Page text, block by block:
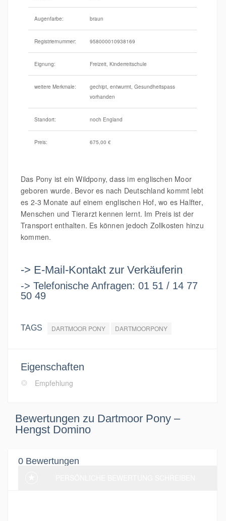
Augenfarbe: braun
Registriernummer: 958000010938169
Eignung: Freizeit, Kinderreitschule
weitere Merkmale:
gechipt, entwurmt, Gesundheitspass
vorhanden
Standort: noch England
Preis: 675,00 €
Das Pony ist ein Wildpony, dass im englischen Moor
geboren wurde. Bevor es nach Deutschland kommt lebt
es 2-3 Monate auf einem englischen Hof, wo es Halfter,
Menschen und Tierarzt kennen lernt. Im Preis ist der
Transport enthalten. Es können jedoch Zollkosten hinzu
kommen.
-> E-Mail-Kontakt zur Verkäuferin
-> Telefonische Anfragen: 01 51 / 14 77
50 49
TAGS DARTMOOR PONY DARTMOORPONY
Eigenschaften
Empfehlung
Bewertungen zu Dartmoor Pony –
Hengst Domino
0 Bewertungen